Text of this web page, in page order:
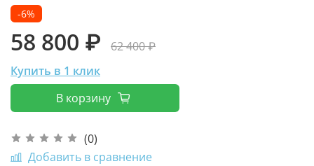
(0)
Добавить в сравнение
-6%
58 800 ₽
62 400 ₽
Купить в 1 клик
В корзину